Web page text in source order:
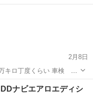
ケージ ●色 ブラック ●
万キロ ●車検 ...
2月8日
キロ丁度くらい 車検
後ろ側タイヤ周りサビ両
エンジン
ナビエアロエディシ